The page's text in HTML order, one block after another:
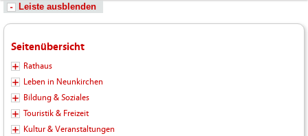
Leiste ausblenden
Seitenübersicht
Rathaus
Leben in Neunkirchen
Bildung & Soziales
Touristik & Freizeit
Kultur & Veranstaltungen